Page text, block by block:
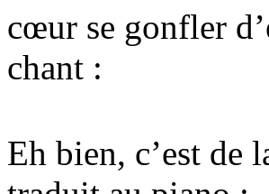
cœur se gonfler
chant :
Eh bien, c’est de